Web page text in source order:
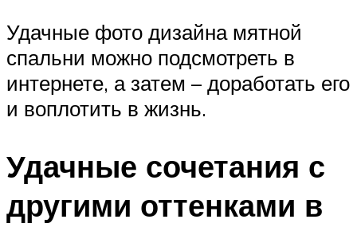
Удачные фото дизайна мятной
спальни можно подсмотреть в
интернете, а затем – доработать его
и воплотить в жизнь.
Удачные сочетания с
другими оттенками в